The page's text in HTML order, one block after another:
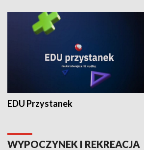
EDU Przystanek
WYPOCZYNEK I REKREACJA